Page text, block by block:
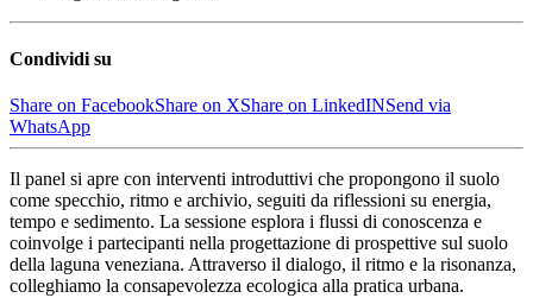
Condividi su
Share on FacebookShare on XShare on LinkedINSend via
WhatsApp
Il panel si apre con interventi introduttivi che propongono il suolo
come specchio, ritmo e archivio, seguiti da riflessioni su energia,
tempo e sedimento. La sessione esplora i flussi di conoscenza e
coinvolge i partecipanti nella progettazione di prospettive sul suolo
della laguna veneziana. Attraverso il dialogo, il ritmo e la risonanza,
colleghiamo la consapevolezza ecologica alla pratica urbana.